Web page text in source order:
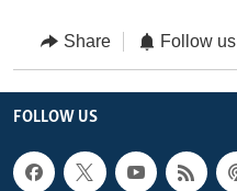
Share Follow us
FOLLOW US